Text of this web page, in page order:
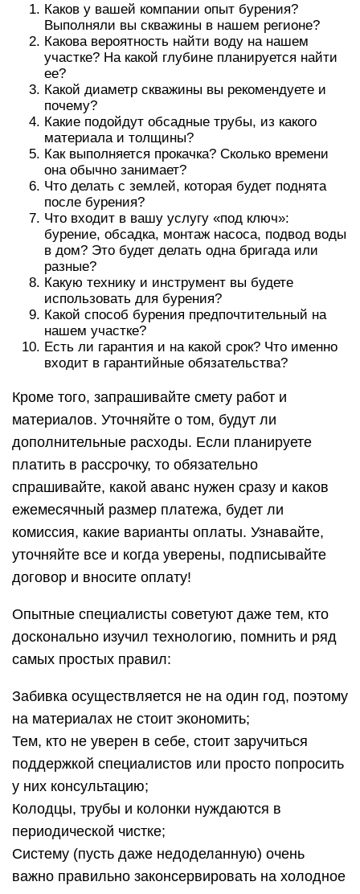
Каков у вашей компании опыт бурения?
Выполняли вы скважины в нашем регионе?
Какова вероятность найти воду на нашем
участке? На какой глубине планируется найти
ее?
Какой диаметр скважины вы рекомендуете и
почему?
Какие подойдут обсадные трубы, из какого
материала и толщины?
Как выполняется прокачка? Сколько времени
она обычно занимает?
Что делать с землей, которая будет поднята
после бурения?
Что входит в вашу услугу «под ключ»:
бурение, обсадка, монтаж насоса, подвод воды
в дом? Это будет делать одна бригада или
разные?
Какую технику и инструмент вы будете
использовать для бурения?
Какой способ бурения предпочтительный на
нашем участке?
Есть ли гарантия и на какой срок? Что именно
входит в гарантийные обязательства?
Кроме того, запрашивайте смету работ и
материалов. Уточняйте о том, будут ли
дополнительные расходы. Если планируете
платить в рассрочку, то обязательно
спрашивайте, какой аванс нужен сразу и каков
ежемесячный размер платежа, будет ли
комиссия, какие варианты оплаты. Узнавайте,
уточняйте все и когда уверены, подписывайте
договор и вносите оплату!
Опытные специалисты советуют даже тем, кто
досконально изучил технологию, помнить и ряд
самых простых правил:
Забивка осуществляется не на один год, поэтому
на материалах не стоит экономить;
Тем, кто не уверен в себе, стоит заручиться
поддержкой специалистов или просто попросить
у них консультацию;
Колодцы, трубы и колонки нуждаются в
периодической чистке;
Систему (пусть даже недоделанную) очень
важно правильно законсервировать на холодное